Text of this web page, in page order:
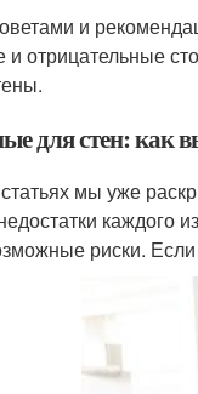
и
и отрицательные
для стен: как
мы уже
риски.